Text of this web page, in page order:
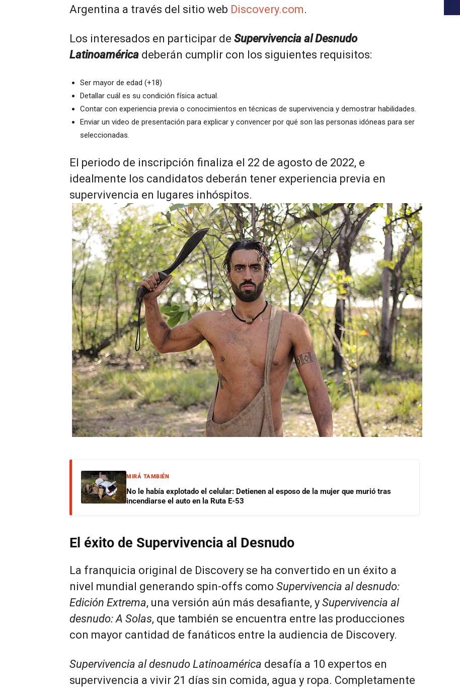
Argentina a través del sitio web Discovery.com.
Los interesados en participar de Supervivencia al Desnudo
Latinoamérica deberán cumplir con los siguientes requisitos:
Ser mayor de edad (+18)
Detallar cuál es su condición física actual.
Contar con experiencia previa o conocimientos en técnicas de supervivencia y demostrar habilidades.
Enviar un video de presentación para explicar y convencer por qué son las personas idóneas para ser
seleccionadas.
El periodo de inscripción finaliza el 22 de agosto de 2022, e
idealmente los candidatos deberán tener experiencia previa en
supervivencia en lugares inhóspitos.
MIRÁ TAMBIÉN
No le había explotado el celular: Detienen al esposo de la mujer que murió tras
incendiarse el auto en la Ruta E-53
El éxito de Supervivencia al Desnudo
La franquicia original de Discovery se ha convertido en un éxito a
nivel mundial generando spin-offs como Supervivencia al desnudo:
Edición Extrema, una versión aún más desafiante, y Supervivencia al
desnudo: A Solas, que también se encuentra entre las producciones
con mayor cantidad de fanáticos entre la audiencia de Discovery.
Supervivencia al desnudo Latinoamérica desafía a 10 expertos en
supervivencia a vivir 21 días sin comida, agua y ropa. Completamente